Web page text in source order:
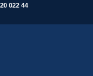
022 44